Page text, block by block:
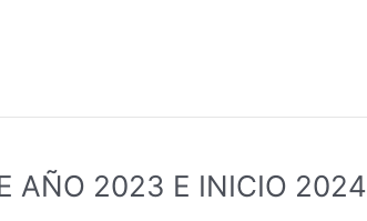
AÑO 2023 E INICIO 2024